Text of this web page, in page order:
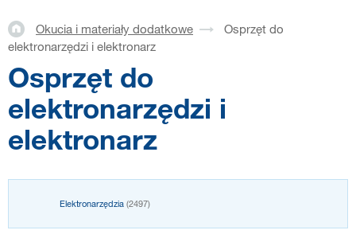
Okucia i materiały dodatkowe
Osprzęt do
elektronarzędzi i elektronarz
Osprzęt do
elektronarzędzi i
elektronarz
Elektronarzędzia (2497)